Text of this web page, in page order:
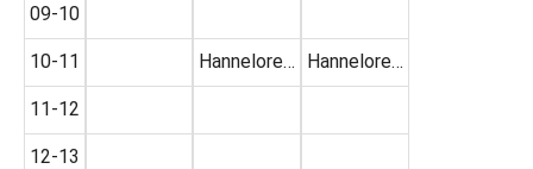
09-10
10-11
11-12
12-13
Hannelore… Hannelore…